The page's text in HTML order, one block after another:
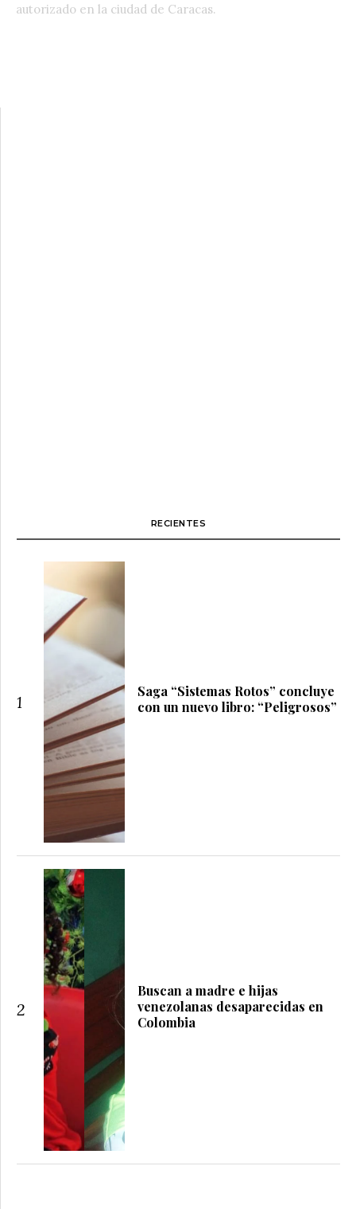
autorizado en la ciudad de Caracas.
RECIENTES
1
Saga “Sistemas Rotos” concluye
con un nuevo libro: “Peligrosos”
2
Buscan a madre e hijas
venezolanas desaparecidas en
Colombia